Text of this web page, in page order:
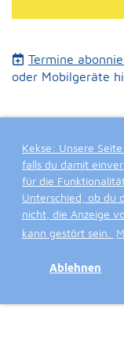
Kekse: Unsere
falls du damit
für die
Unterschied, ob du
nicht, die Anzeige
kann gestört sein.
Ablehnen
Termine
oder Mobilgeräte